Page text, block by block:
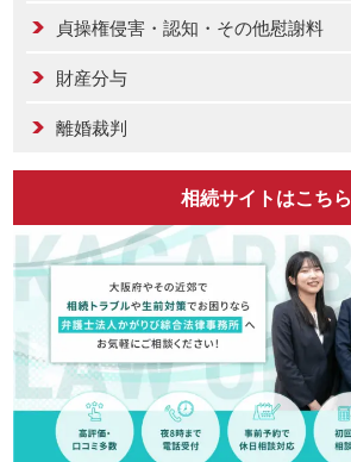
貞操権侵害・認知・その他慰謝料
財産分与
離婚裁判
相続サイトはこちら